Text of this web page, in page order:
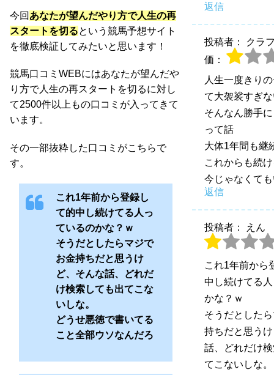
今回 あなたが望んだやり方で人生の再
スタートを切るという競馬予想サイト
を徹底検証してみたいと思います！
競馬口コミWEBにはあなたが望んだや
り方で人生の再スタートを切るに対し
て2500件以上もの口コミが入ってきて
います。
その一部抜粋した口コミがこちらで
す。
これ1年前から登録し
て的中し続けてる人っ
ているのかな？ｗ
そうだとしたらマジで
お金持ちだと思うけ
ど、そんな話、どれだ
け検索しても出てこな
いしな。
どうせ悪徳で書いてる
こと全部ウソなんだろ
返信
投稿者： クラ
価：
人生一度きり
て大袈裟すぎ
そんなん勝手
って話
大体1年間も継
これからも続
今じゃなくて
返信
投稿者： えん
これ1年前から
中し続けてる
かな？ｗ
そうだとした
持ちだと思う
話、どれだけ
てこないしな。